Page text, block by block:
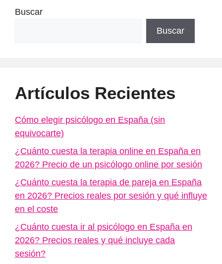
Buscar
Buscar
Artículos Recientes
Cómo elegir psicólogo en España (sin
equivocarte)
¿Cuánto cuesta la terapia online en España en
2026? Precio de un psicólogo online por sesión
¿Cuánto cuesta la terapia de pareja en España
en 2026? Precios reales por sesión y qué influye
en el coste
¿Cuánto cuesta ir al psicólogo en España en
2026? Precios reales y qué incluye cada
sesión?